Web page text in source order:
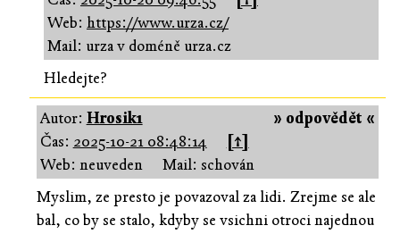
Web: https://www.urza.cz/
Mail: urza v doméně urza.cz
Hledejte?
» odpovědět «
Autor: Hrosik1
Čas: 2025-10-21 08:48:14
[↑]
Web: neuveden
Mail: schován
Myslim, ze presto je povazoval za lidi. Zrejme se ale
bal, co by se stalo, kdyby se vsichni otroci najednou